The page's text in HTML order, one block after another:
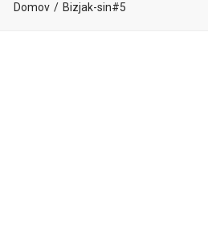
Domov Bizjak-sin#5